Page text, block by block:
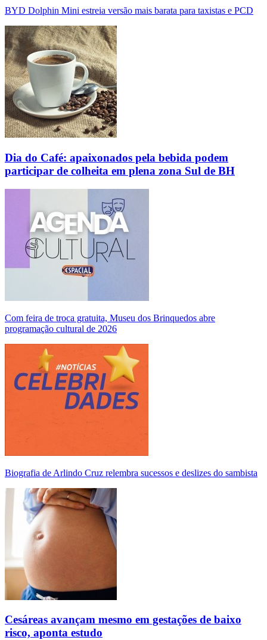
BYD Dolphin Mini estreia versão mais barata para taxistas e PCD
Dia do Café: apaixonados pela bebida podem
participar de colheita em plena zona Sul de BH
Com feira de troca gratuita, Museu dos Brinquedos abre
programação cultural de 2026
Biografia de Arlindo Cruz relembra sucessos e deslizes do sambista
Cesáreas avançam mesmo em gestações de baixo
risco, aponta estudo